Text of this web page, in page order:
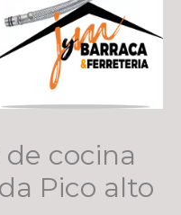
cocina
Pico alto